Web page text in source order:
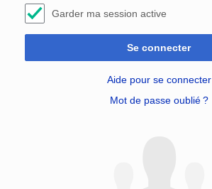
Garder ma session active
Se connecter
Aide pour se connecter
Mot de passe oublié ?